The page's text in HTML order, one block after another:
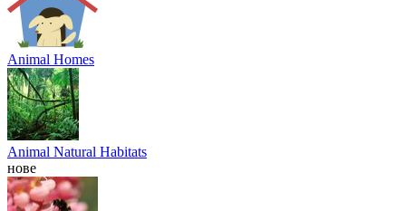
Animal Homes
Animal Natural Habitats
нове